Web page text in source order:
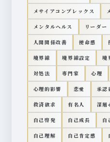
メサイアコンプレックス
メンタルヘルス リーダー
人間関係改善 使命感
境界線 境界線設定 境
対処法 専門家 心理
心理的影響 恋愛 承認
救済欲求 有名人 深層
自己啓発 自己成長 自
自己理解 自己肯定感